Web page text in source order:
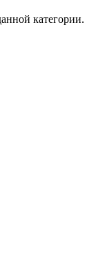
категории.